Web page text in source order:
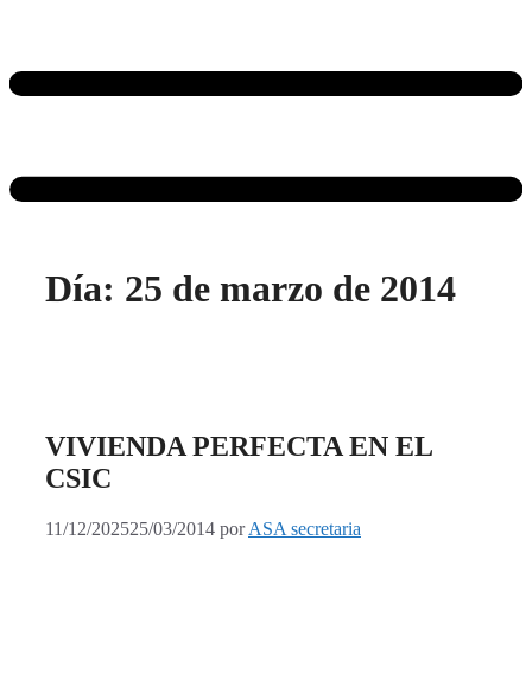
Día: 25 de marzo de 2014
VIVIENDA PERFECTA EN EL
CSIC
11/12/202525/03/2014 porASA secretaria